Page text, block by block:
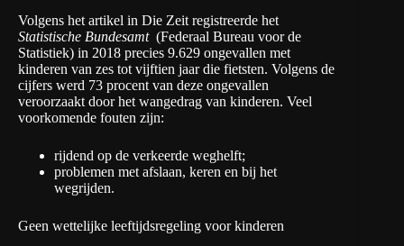
Volgens het artikel in Die Zeit registreerde het
Statistische Bundesamt(Federaal Bureau voor de
Statistiek) in 2018 precies 9.629 ongevallen met
kinderen van zes tot vijftien jaar die fietsten. Volgens de
cijfers werd 73 procent van deze ongevallen
veroorzaakt door het wangedrag van kinderen. Veel
voorkomende fouten zijn:
rijdend op de verkeerde weghelft;
problemen met afslaan, keren en bij het
wegrijden.
Geen wettelijke leeftijdsregeling voor kinderen